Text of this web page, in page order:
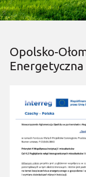
Opolsko-
Energetyczna